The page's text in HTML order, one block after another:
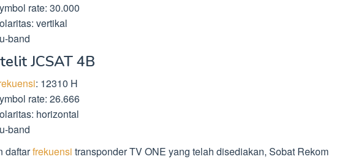
rate: 30.000
vertikal
band
JCSAT 4B
: 12310 H
rate: 26.666
horizontal
band
daftarfrekuensi transponder TV ONE yang telah disediakan, Sobat Rekom